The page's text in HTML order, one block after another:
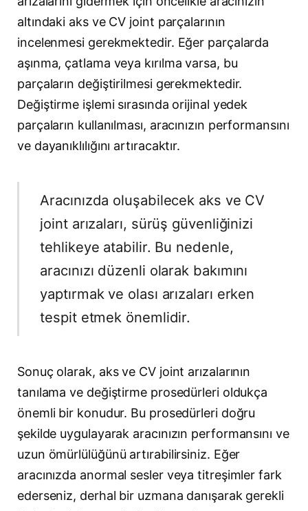
altındaki aks ve CV joint parçalarının
incelenmesi gerekmektedir. Eğer parçalarda
aşınma, çatlama veya kırılma varsa, bu
parçaların değiştirilmesi gerekmektedir.
Değiştirme işlemi sırasında orijinal yedek
parçaların kullanılması, aracınızın performansını
ve dayanıklılığını artıracaktır.
Aracınızda oluşabilecek aks ve CV
joint arızaları, sürüş güvenliğinizi
tehlikeye atabilir. Bu nedenle,
aracınızı düzenli olarak bakımını
yaptırmak ve olası arızaları erken
tespit etmek önemlidir.
Sonuç olarak, aks ve CV joint arızalarının
tanılama ve değiştirme prosedürleri oldukça
önemli bir konudur. Bu prosedürleri doğru
şekilde uygulayarak aracınızın performansını ve
uzun ömürlülüğünü artırabilirsiniz. Eğer
aracınızda anormal sesler veya titreşimler fark
ederseniz, derhal bir uzmana danışarak gerekli